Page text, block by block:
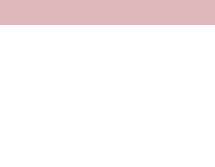
Esta tienda utiliza cookies y